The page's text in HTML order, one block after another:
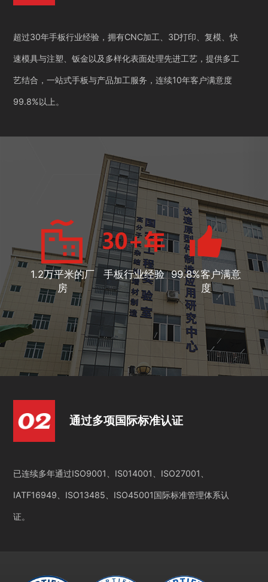
超过30年手板行业经验，拥有CNC加工、3D打印、复模、快
速模具与注塑、钣金以及多样化表面处理先进工艺，提供多工
艺结合，一站式手板与产品加工服务，连续10年客户满意度
99.8%以上。
1.2万平米的厂
房
手板行业经验 99.8%客户满意
度
通过多项国际标准认证
已连续多年通过ISO9001、IS014001、ISO27001、
IATF16949、ISO13485、ISO45001国际标准管理体系认
证。